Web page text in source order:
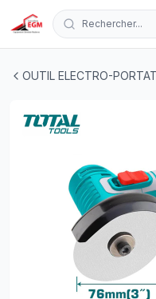
Rechercher...
OUTIL ELECTRO-